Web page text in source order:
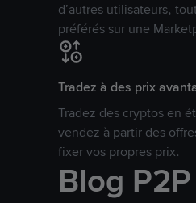
d’autres utilisateurs,
préférés sur une
Tradez à des prix
Tradez des cryptos en
vendez à partir des
fixer vos propres prix.
Blog P2P